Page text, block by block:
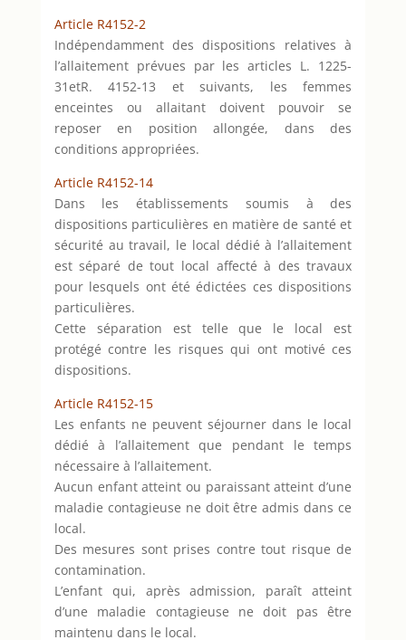
Article R4152-2
Indépendamment des dispositions relatives à
l’allaitement prévues par les articles L. 1225-
31etR. 4152-13 et suivants, les femmes
enceintes ou allaitant doivent pouvoir se
reposer en position allongée, dans des
conditions appropriées.
Article R4152-14
Dans les établissements soumis à des
dispositions particulières en matière de santé et
sécurité au travail, le local dédié à l’allaitement
est séparé de tout local affecté à des travaux
pour lesquels ont été édictées ces dispositions
particulières.
Cette séparation est telle que le local est
protégé contre les risques qui ont motivé ces
dispositions.
Article R4152-15
Les enfants ne peuvent séjourner dans le local
dédié à l’allaitement que pendant le temps
nécessaire à l’allaitement.
Aucun enfant atteint ou paraissant atteint d’une
maladie contagieuse ne doit être admis dans ce
local.
Des mesures sont prises contre tout risque de
contamination.
L’enfant qui, après admission, paraît atteint
d’une maladie contagieuse ne doit pas être
maintenu dans le local.